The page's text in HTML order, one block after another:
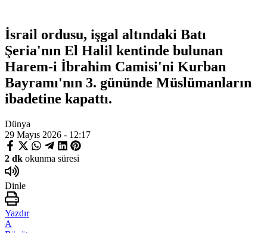
İsrail ordusu, işgal altındaki Batı
Şeria'nın El Halil kentinde bulunan
Harem-i İbrahim Camisi'ni Kurban
Bayramı'nın 3. gününde Müslümanların
ibadetine kapattı.
Dünya
29 Mayıs 2026 - 12:17
2 dk okunma süresi
Dinle
Yazdır
A